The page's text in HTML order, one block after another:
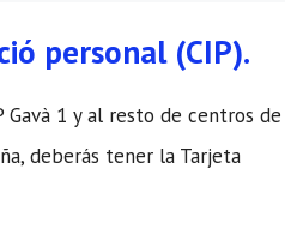
personal (CIP).
Gavà 1 y al resto de centros de
deberás tener la Tarjeta